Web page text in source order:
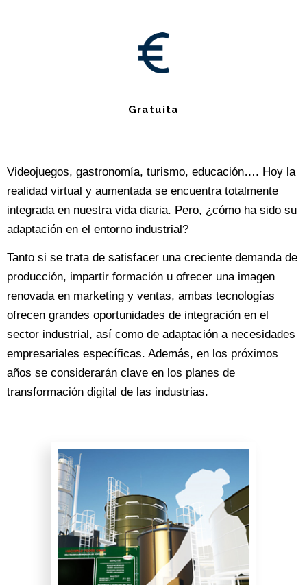
Gratuita
Videojuegos, gastronomía, turismo, educación…. Hoy la
realidad virtual y aumentada se encuentra totalmente
integrada en nuestra vida diaria. Pero, ¿cómo ha sido su
adaptación en el entorno industrial?
Tanto si se trata de satisfacer una creciente demanda de
producción, impartir formación u ofrecer una imagen
renovada en marketing y ventas, ambas tecnologías
ofrecen grandes oportunidades de integración en el
sector industrial, así como de adaptación a necesidades
empresariales específicas. Además, en los próximos
años se considerarán clave en los planes de
transformación digital de las industrias.